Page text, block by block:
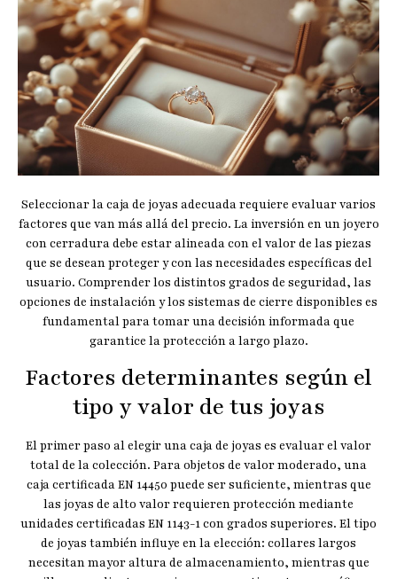
Seleccionar la caja de joyas adecuada requiere evaluar varios
factores que van más allá del precio. La inversión en un joyero
con cerradura debe estar alineada con el valor de las piezas
que se desean proteger y con las necesidades específicas del
usuario. Comprender los distintos grados de seguridad, las
opciones de instalación y los sistemas de cierre disponibles es
fundamental para tomar una decisión informada que
garantice la protección a largo plazo.
Factores determinantes según el
tipo y valor de tus joyas
El primer paso al elegir una caja de joyas es evaluar el valor
total de la colección. Para objetos de valor moderado, una
caja certificada EN 14450 puede ser suficiente, mientras que
las joyas de alto valor requieren protección mediante
unidades certificadas EN 1143-1 con grados superiores. El tipo
de joyas también influye en la elección: collares largos
necesitan mayor altura de almacenamiento, mientras que